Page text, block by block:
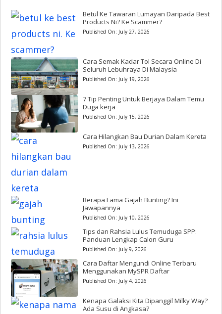
Betul Ke Tawaran Lumayan Daripada Best
Products Ni? Ke Scammer?
Published On: July 27, 2026
Cara Semak Kadar Tol Secara Online Di
Seluruh Lebuhraya Di Malaysia
Published On: July 19, 2026
7 Tip Penting Untuk Berjaya Dalam Temu
Duga kerja
Published On: July 15, 2026
Cara Hilangkan Bau Durian Dalam Kereta
Published On: July 13, 2026
Berapa Lama Gajah Bunting? Ini
Jawapannya
Published On: July 10, 2026
Tips dan Rahsia Lulus Temuduga SPP:
Panduan Lengkap Calon Guru
Published On: July 9, 2026
Cara Daftar Mengundi Online Terbaru
Menggunakan MySPR Daftar
Published On: July 4, 2026
Kenapa Galaksi Kita Dipanggil Milky Way?
Ada Susu di Angkasa?